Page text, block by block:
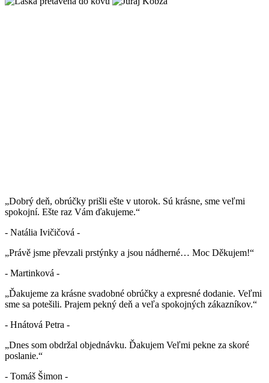
„Dobrý deň, obrúčky prišli ešte v utorok. Sú krásne, sme veľmi
spokojní. Ešte raz Vám ďakujeme.“
- Natália Ivičičová -
„Právě jsme převzali prstýnky a jsou nádherné… Moc Děkujem!“
- Martinková -
„Ďakujeme za krásne svadobné obrúčky a expresné dodanie. Veľmi
sme sa potešili. Prajem pekný deň a veľa spokojných zákazníkov.“
- Hnátová Petra -
„Dnes som obdržal objednávku. Ďakujem Veľmi pekne za skoré
poslanie.“
- Tomáš Šimon -